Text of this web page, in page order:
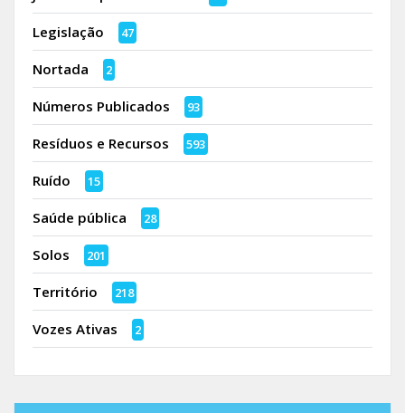
Legislação 47
Nortada 2
Números Publicados 93
Resíduos e Recursos 593
Ruído 15
Saúde pública 28
Solos 201
Território 218
Vozes Ativas 2